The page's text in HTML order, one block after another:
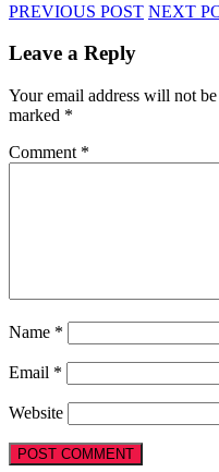
PREVIOUS POST NEXT
Leave a Reply
Your email address will not
marked *
Comment *
Name *
Email *
Website